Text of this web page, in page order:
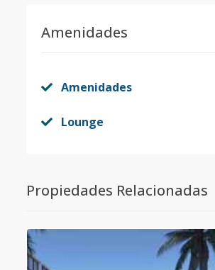
Amenidades
Amenidades
Lounge
Propiedades Relacionadas